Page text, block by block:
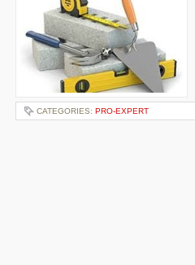
CATEGORIES: PRO-EXPERT